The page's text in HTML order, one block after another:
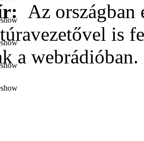
Az
is
a webrádióban.